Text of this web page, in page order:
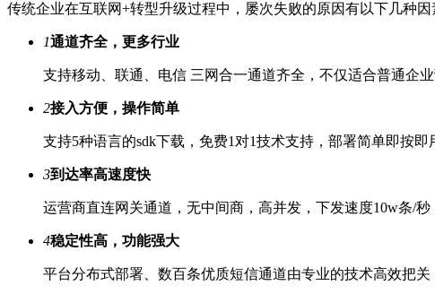
传统企业在互联网+转型升级过程中，屡次失败的原因有以下几种因
1通道齐全，更多行业
支持移动、联通、电信 三网合一通道齐全，不仅适合普通企
2接入方便，操作简单
支持5种语言的sdk下载，免费1对1技术支持，部署简单即按
3到达率高速度快
运营商直连网关通道，无中间商，高并发，下发速度10w条/秒
4稳定性高，功能强大
平台分布式部署、数百条优质短信通道由专业的技术高效把